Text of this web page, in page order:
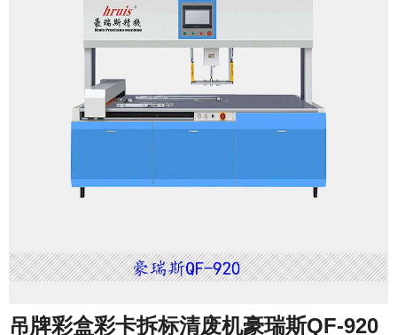
吊牌彩盒彩卡拆标清废机豪瑞斯QF-920